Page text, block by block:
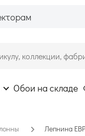
Обои на складе
Лепнина